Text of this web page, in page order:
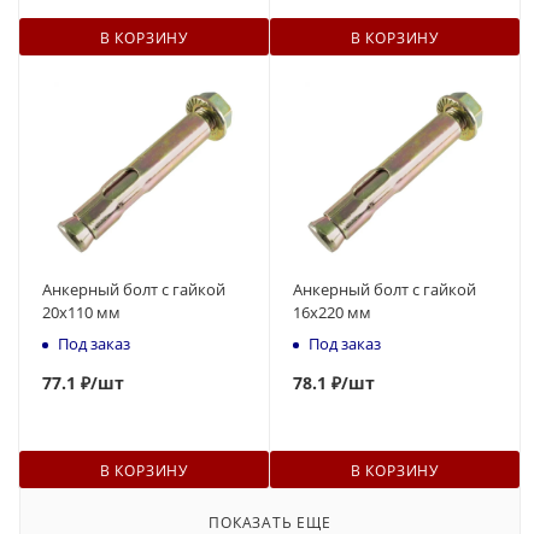
В КОРЗИНУ В КОРЗИНУ
Анкерный болт с гайкой
20x110 мм
Под заказ
77.1 ₽/шт
В КОРЗИНУ
Анкерный болт с гайкой
16x220 мм
Под заказ
78.1 ₽/шт
В КОРЗИНУ
ПОКАЗАТЬ ЕЩЕ